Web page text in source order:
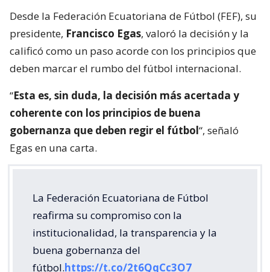
Desde la Federación Ecuatoriana de Fútbol (FEF), su
presidente, Francisco Egas, valoró la decisión y la
calificó como un paso acorde con los principios que
deben marcar el rumbo del fútbol internacional.
“Esta es, sin duda, la decisión más acertada y
coherente con los principios de buena
gobernanza que deben regir el fútbol“, señaló
Egas en una carta.
La Federación Ecuatoriana de Fútbol
reafirma su compromiso con la
institucionalidad, la transparencia y la
buena gobernanza del
fútbol.https://t.co/2t6QqCc3O7